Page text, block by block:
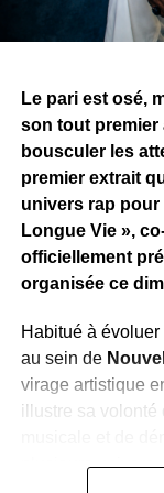
Le pari est osé,
son tout premier
bousculer les
premier extrait
univers rap
Longue Vie »,
officiellement
organisée ce
Habitué à
au sein de
virage artistique
illustre sa volonté
plusieurs univers.